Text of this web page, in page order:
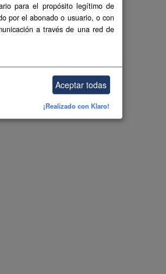
para el propósito legítimo de
por el abonado o usuario, o con
a través de una red de
Aceptar todas
¡Realizado con Klaro!